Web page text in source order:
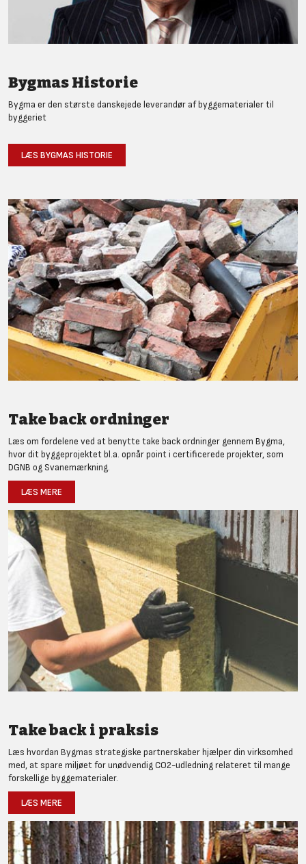
Bygmas Historie
Bygma er den største danskejede leverandør af byggematerialer til
byggeriet
LÆS BYGMAS HISTORIE
Take back ordninger
Læs om fordelene ved at benytte take back ordninger gennem Bygma,
hvor dit byggeprojektet bl.a. opnår point i certificerede projekter, som
DGNB og Svanemærkning.
LÆS MERE
Take back i praksis
Læs hvordan Bygmas strategiske partnerskaber hjælper din virksomhed
med, at spare miljøet for unødvendig CO2-udledning relateret til mange
forskellige byggematerialer.
LÆS MERE